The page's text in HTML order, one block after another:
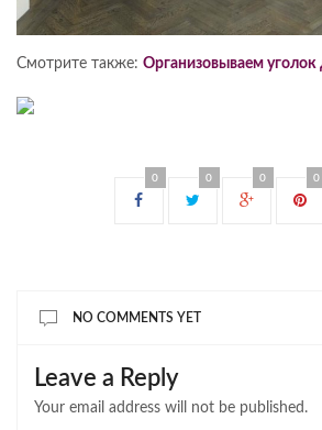
Смотрите также: Организовываем уголок
0 0 0 0
NO COMMENTS YET
Leave a Reply
Your email address will not be published.